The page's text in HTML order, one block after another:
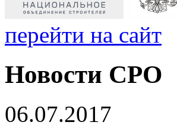
перейти на сайт
Новости СРО
06.07.2017